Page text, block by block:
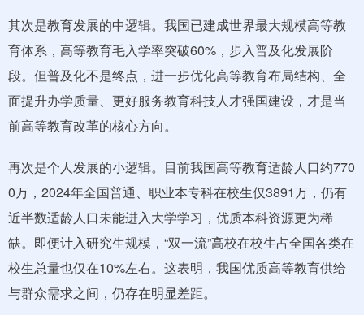
其次是教育发展的中逻辑。我国已建成世界最大规模高等教
育体系，高等教育毛入学率突破60%，步入普及化发展阶
段。但普及化不是终点，进一步优化高等教育布局结构、全
面提升办学质量、更好服务教育科技人才强国建设，才是当
前高等教育改革的核心方向。
再次是个人发展的小逻辑。目前我国高等教育适龄人口约770
0万，2024年全国普通、职业本专科在校生仅3891万，仍有
近半数适龄人口未能进入大学学习，优质本科资源更为稀
缺。即便计入研究生规模，“双一流”高校在校生占全国各类在
校生总量也仅在10%左右。这表明，我国优质高等教育供给
与群众需求之间，仍存在明显差距。